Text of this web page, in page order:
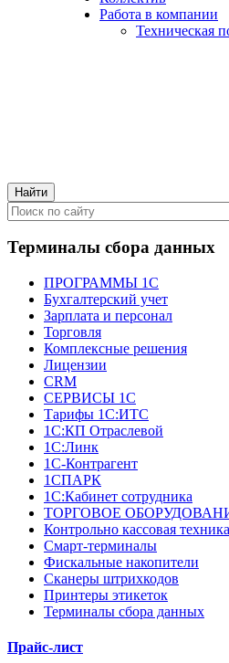
Работа в компании
Техническая
Терминалы сбора данных
ПРОГРАММЫ 1С
Бухгалтерский учет
Зарплата и персонал
Торговля
Комплексные решения
Лицензии
CRM
СЕРВИСЫ 1С
Тарифы 1С:ИТС
1С:КП Отраслевой
1С:Линк
1С-Контрагент
1СПАРК
1С:Кабинет сотрудника
ТОРГОВОЕ
Контрольно кассовая техника
Смарт-терминалы
Фискальные накопители
Сканеры штрихкодов
Принтеры этикеток
Терминалы сбора данных
Прайс-лист